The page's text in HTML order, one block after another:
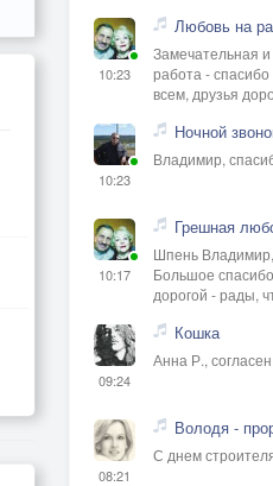
10:23
Любовь на
Замечательная
работа -
всем, друзья
10:23
Ночной
Владимир,
10:17
Грешная
Шпень
Большое
дорогой - рады,
09:24
Кошка
Анна Р.,
08:21
Володя -
С днем